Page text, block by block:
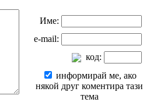
Име:
e-mail:
код:
информирай ме, ако
някой друг коментира тази
тема